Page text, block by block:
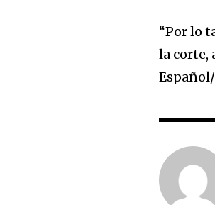
the
won't spam
“Por lo
la corte,
Español/